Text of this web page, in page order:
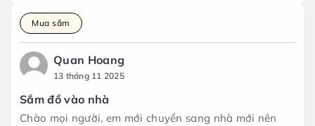
Mua sắm
Quan Hoang
13 tháng 11 2025
Sắm đồ vào nhà
Chào mọi người, em mới chuyển sang nhà mới nên